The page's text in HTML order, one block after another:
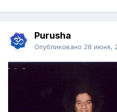
Purusha
Опубликовано 28 июня,